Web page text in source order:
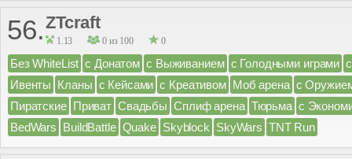
56.ZTcraft
1.13 0 из 100 0
Без WhiteList с Донатом с Выживанием с Голодными играми
Ивенты Кланы с Кейсами с Креативом Моб арена с
Пиратские Приват Свадьбы Сплиф арена Тюрьма с
BedWars BuildBattle Quake Skyblock SkyWars TNT Run